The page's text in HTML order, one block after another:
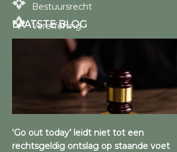
Bestuursrecht
Vereffening
LAATSTE BLOG
‘Go out today’ leidt niet tot een
rechtsgeldig ontslag op staande voet